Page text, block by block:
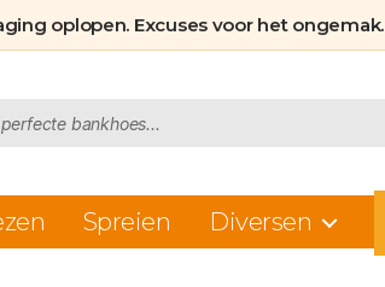
oplopen. Excuses voor het ongemak.
Spreien Diversen